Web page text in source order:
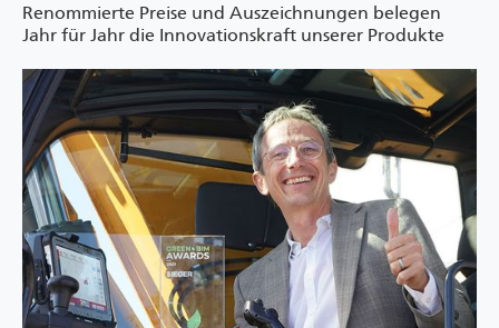
Renommierte Preise und Auszeichnungen belegen
Jahr für Jahr die Innovationskraft unserer Produkte